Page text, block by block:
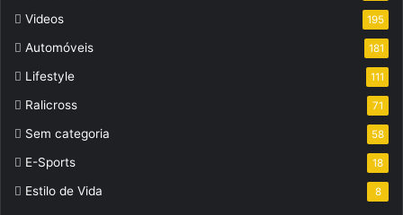
Videos 195
Automóveis 181
Lifestyle 111
Ralicross 71
Sem categoria 58
E-Sports 18
Estilo de Vida 8